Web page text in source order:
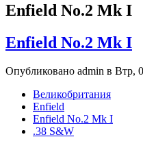
Enfield No.2 Mk I
Enfield No.2 Mk I
Опубликовано admin в Втр,
Великобритания
Enfield
Enfield No.2 Mk I
.38 S&W